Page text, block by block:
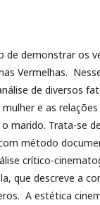
demonstrar os
Vermelhas.
de diversos
e as
marido. Trata-se
método
crítico-
que descreve a
A estética